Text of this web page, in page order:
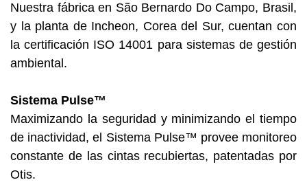
Nuestra fábrica en São Bernardo Do Campo, Brasil,
y la planta de Incheon, Corea del Sur, cuentan con
la certificación ISO 14001 para sistemas de gestión
ambiental.
Sistema Pulse™
Maximizando la seguridad y minimizando el tiempo
de inactividad, el Sistema Pulse™ provee monitoreo
constante de las cintas recubiertas, patentadas por
Otis.